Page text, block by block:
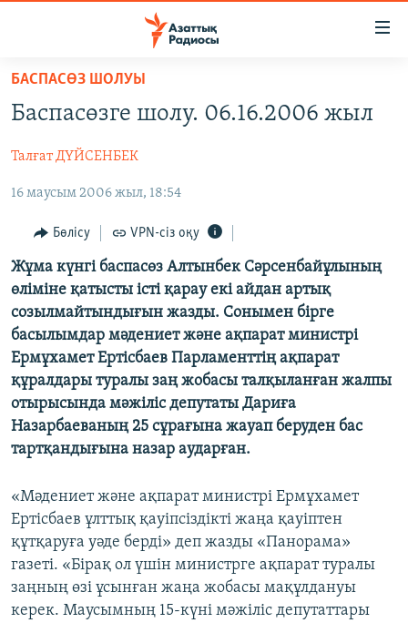
Skip
main
Skip
to
Navigation
to
Search
AZATTYQTV
ҚАҢТАР ОҚИҒАСЫ
АДАМ ҚҰҚЫҚТАРЫ
ӘЛЕУМЕТ
ӘЛЕМ
АРНАЙЫ ЖОБАЛАР
Русский
ЖАЗЫЛЫҢЫЗ
Басқа тілдерде
БАСПАСӨЗ ШОЛУЫ
Баспасөзге шолу. 06.16.2006 жыл
Талғат ДҮЙСЕНБЕК
16 маусым 2006 жыл, 18:54
Бөлісу VPN-сіз оқу
Жұма күнгі баспасөз Алтынбек Сәрсенбайұлының
өліміне қатысты істі қарау екі айдан артық
созылмайтындығын жазды. Сонымен бірге
басылымдар мәдениет және ақпарат министрі
Ермұхамет Ертісбаев Парламенттің ақпарат
құралдары туралы заң жобасы талқыланған жалпы
отырысында мәжіліс депутаты Дариға
Назарбаеваның 25 сұрағына жауап беруден бас
тартқандығына назар аударған.
«Мәдениет және ақпарат министрі Ермұхамет
Ертісбаев ұлттық қауіпсіздікті жаңа қауіптен
құтқаруға уәде берді» деп жазды «Панорама»
газеті. «Бірақ ол үшін министрге ақпарат туралы
заңның өзі ұсынған жаңа жобасы мақұлдануы
керек. Маусымның 15-күні мәжіліс депутаттары